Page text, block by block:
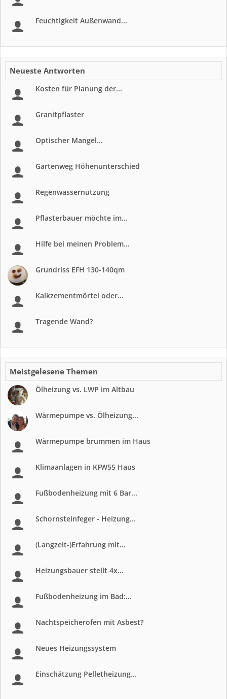
Feuchtigkeit Außenwand...
Neueste Antworten
Kosten für Planung der...
Granitpflaster
Optischer Mangel...
Gartenweg Höhenunterschied
Regenwassernutzung
Pflasterbauer möchte im...
Hilfe bei meinen Problem...
Grundriss EFH 130-140qm
Kalkzementmörtel oder...
Tragende Wand?
Meistgelesene Themen
Ölheizung vs. LWP im Altbau
Wärmepumpe vs. Ölheizung...
Wärmepumpe brummen im Haus
Klimaanlagen in KFW55 Haus
Fußbodenheizung mit 6 Bar...
Schornsteinfeger - Heizung...
(Langzeit-)Erfahrung mit...
Heizungsbauer stellt 4x...
Fußbodenheizung im Bad:...
Nachtspeicherofen mit Asbest?
Neues Heizungssystem
Einschätzung Pelletheizung...